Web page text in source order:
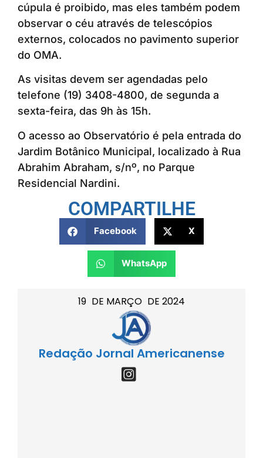
19 DE MARÇO DE 2024
Redação Jornal Americanense
cúpula é proibido, mas eles também podem
observar o céu através de telescópios
externos, colocados no pavimento superior
do OMA.
As visitas devem ser agendadas pelo
telefone (19) 3408-4800, de segunda a
sexta-feira, das 9h às 15h.
O acesso ao Observatório é pela entrada do
Jardim Botânico Municipal, localizado à Rua
Abrahim Abraham, s/nº, no Parque
Residencial Nardini.
COMPARTILHE
Facebook X
WhatsApp